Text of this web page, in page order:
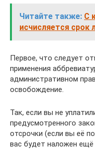
Читайте также: С
исчисляется срок
Первое, что следует
применения
административном
освобождение.
Так, если вы не
предусмотренного
отсрочки (если вы её
вас будет наложен